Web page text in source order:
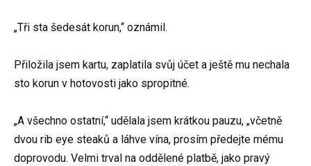
„Tři sta šedesát korun,“ oznámil.
Přiložila jsem kartu, zaplatila svůj účet a ještě mu nechala
sto korun v hotovosti jako spropitné.
„A všechno ostatní,“ udělala jsem krátkou pauzu, „včetně
dvou rib eye steaků a láhve vína, prosím předejte mému
doprovodu. Velmi trval na oddělené platbě, jako pravý